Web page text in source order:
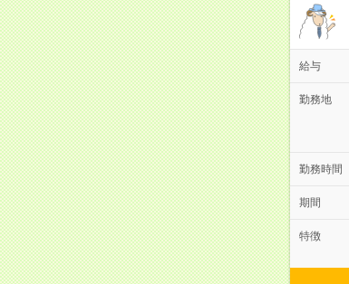
給与
勤務地
勤務時間
期間
特徴